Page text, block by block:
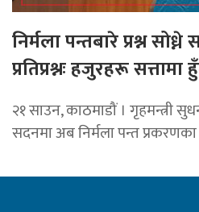
निर्मला पन्तबारे प्रश्न
प्रतिप्रश्नः हजुरहरू
२१ साउन, काठमाडौं ।
सदनमा अब निर्मला पन्त प्रकरणका